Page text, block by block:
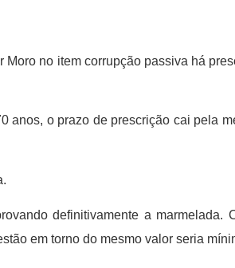
no item corrupção passiva há
anos, o prazo de prescrição cai pela
definitivamente a marmelada.
em torno do mesmo valor seria